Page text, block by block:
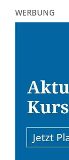
WERBUNG